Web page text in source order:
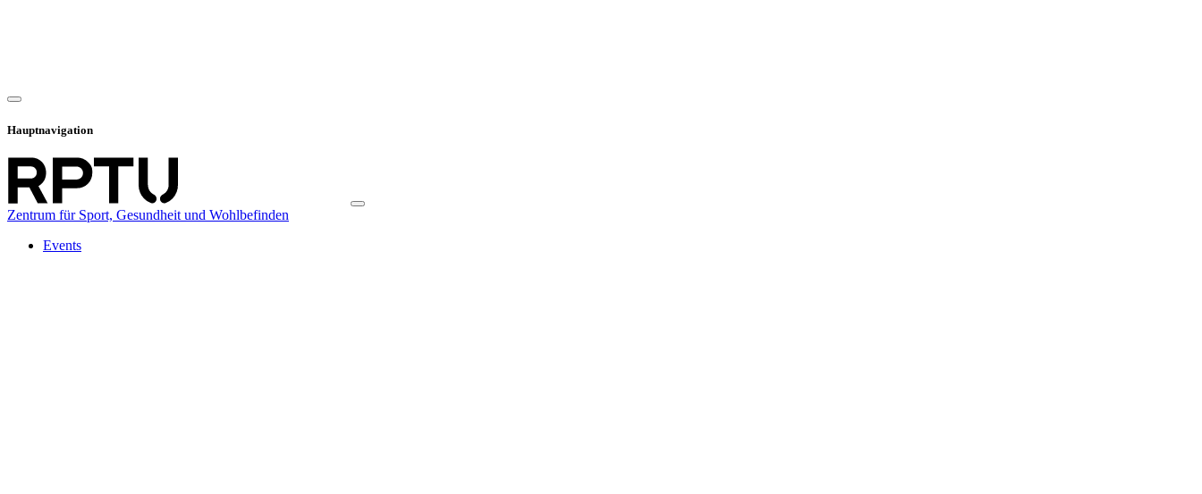
Hauptnavigation
Zentrum für Sport, Gesundheit und Wohlbefinden
Events